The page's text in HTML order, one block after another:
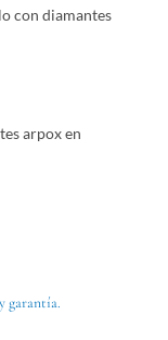
con diamantes
arpox en
garantía.